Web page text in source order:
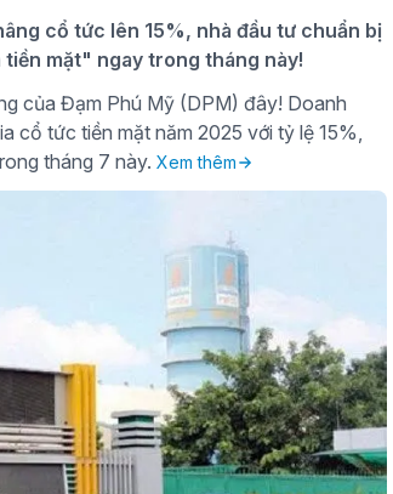
cổ tức lên 15%, nhà đầu tư chuẩn bị
mặt" ngay trong tháng này!
của Đạm Phú Mỹ (DPM) đây! Doanh
cổ tức tiền mặt năm 2025 với tỷ lệ 15%,
tháng 7 này. Xem thêm